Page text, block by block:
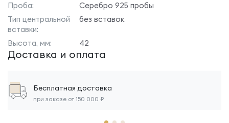
Проба:
Серебро 925 пробы
Тип центральной
вставки:
без вставок
Высота, мм: 42
Доставка и оплата
Бесплатная доставка
при заказе от 150 000 ₽